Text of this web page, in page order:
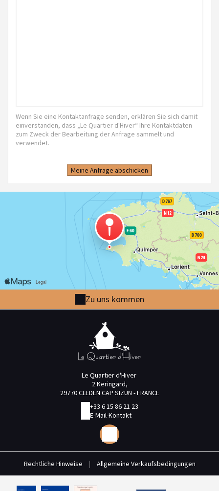
Wenn Sie eine Kontaktanfrage senden, erklären Sie sich damit
einverstanden, dass „Le Quartier d'Hiver“ Ihre Kontaktdaten
zum Zweck der Bearbeitung der Anfrage sammelt und
verwendet.
Zu uns kommen
Le Quartier d'Hiver
2 Keringard,
29770 CLEDEN CAP SIZUN - FRANCE
+33 6 15 86 21 23
E-Mail-Kontakt
Rechtliche Hinweise | Allgemeine Verkaufsbedingungen